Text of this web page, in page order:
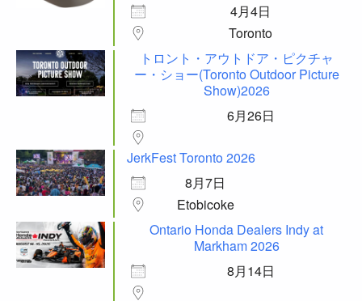
4月4日
Toronto
トロント・アウトドア・ピクチャ
ー・ショー(Toronto Outdoor Picture
Show)2026
6月26日
JerkFest Toronto 2026
8月7日
Etobicoke
Ontario Honda Dealers Indy at
Markham 2026
8月14日